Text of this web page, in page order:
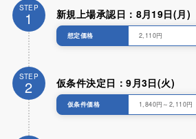
STEP
1 新規上場承認日：8月19日(月)
想定価格 2,110円
STEP
2 仮条件決定日：9月3日(火)
仮条件価格 1,840円～2,110円